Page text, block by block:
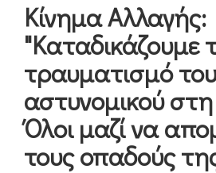
Κίνημα Αλλαγής:
"Καταδικάζουμε
τραυματισμό του
αστυνομικού
Όλοι μαζί να
τους οπαδούς